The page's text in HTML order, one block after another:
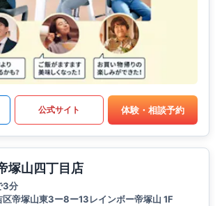
公式サイト 体験・相談予約
塚山四丁目店
3分
区帝塚山東3ー8ー13レインボー帝塚山 1F